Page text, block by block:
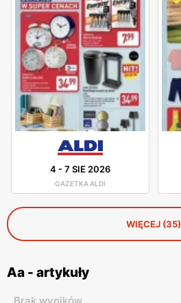
4 -7 SIE 2026
GAZETKA ALDI
WIĘCEJ (35)
Aa - artykuły
Brak wyników